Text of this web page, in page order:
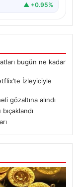
▲ +0.95%
bugün ne kadar
İzleyiciyle
gözaltına alındı